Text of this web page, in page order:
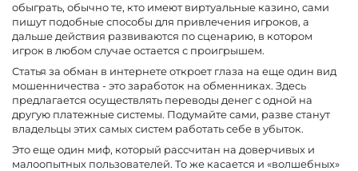
обыграть, обычно те, кто имеют виртуальные казино, сами
пишут подобные способы для привлечения игроков, а
дальше действия развиваются по сценарию, в котором
игрок в любом случае остается с проигрышем.
Статья за обман в интернете откроет глаза на еще один вид
мошенничества - это заработок на обменниках. Здесь
предлагается осуществлять переводы денег с одной на
другую платежные системы. Подумайте сами, разве станут
владельцы этих самых систем работать себе в убыток.
Это еще один миф, который рассчитан на доверчивых и
малоопытных пользователей. То же касается и «волшебных»